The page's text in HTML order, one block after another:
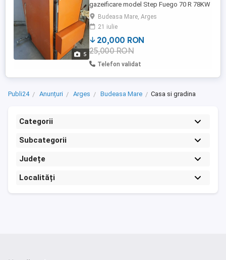
5
gazeificare model Step Fuego 70 R 78KW
STEFU75R. Dotată cu panou de comandă
Funcții și variații pentru setarea
parametrilor Funcționare încălzire și apă
sau individuală doar încălzire. Capacitate
Încălzire apă cu boiler sau puffer. Putere
utilă 70 KW putere maximă ...
Budeasa Mare, Arges
21 iulie
20,000 RON
25,000 RON
Telefon validat
Publi24 Anunțuri Arges Budeasa Mare Casa si gradina
Categorii
Subcategorii
Județe
Localități